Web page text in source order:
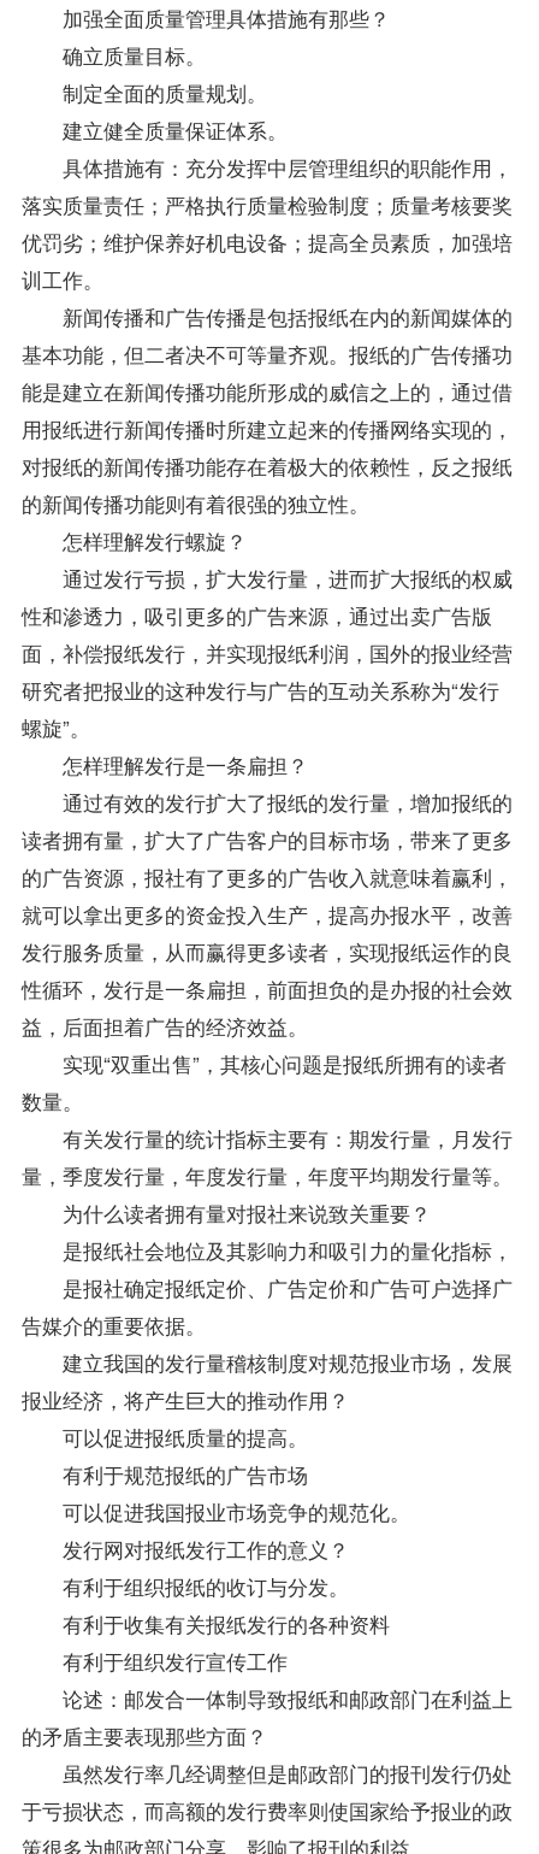
加强全面质量管理具体措施有那些？
确立质量目标。
制定全面的质量规划。
建立健全质量保证体系。
具体措施有：充分发挥中层管理组织的职能作用，
落实质量责任；严格执行质量检验制度；质量考核要奖
优罚劣；维护保养好机电设备；提高全员素质，加强培
训工作。
新闻传播和广告传播是包括报纸在内的新闻媒体的
基本功能，但二者决不可等量齐观。报纸的广告传播功
能是建立在新闻传播功能所形成的威信之上的，通过借
用报纸进行新闻传播时所建立起来的传播网络实现的，
对报纸的新闻传播功能存在着极大的依赖性，反之报纸
的新闻传播功能则有着很强的独立性。
怎样理解发行螺旋？
通过发行亏损，扩大发行量，进而扩大报纸的权威
性和渗透力，吸引更多的广告来源，通过出卖广告版
面，补偿报纸发行，并实现报纸利润，国外的报业经营
研究者把报业的这种发行与广告的互动关系称为“发行
螺旋”。
怎样理解发行是一条扁担？
通过有效的发行扩大了报纸的发行量，增加报纸的
读者拥有量，扩大了广告客户的目标市场，带来了更多
的广告资源，报社有了更多的广告收入就意味着赢利，
就可以拿出更多的资金投入生产，提高办报水平，改善
发行服务质量，从而赢得更多读者，实现报纸运作的良
性循环，发行是一条扁担，前面担负的是办报的社会效
益，后面担着广告的经济效益。
实现“双重出售”，其核心问题是报纸所拥有的读者
数量。
有关发行量的统计指标主要有：期发行量，月发行
量，季度发行量，年度发行量，年度平均期发行量等。
为什么读者拥有量对报社来说致关重要？
是报纸社会地位及其影响力和吸引力的量化指标，
是报社确定报纸定价、广告定价和广告可户选择广
告媒介的重要依据。
建立我国的发行量稽核制度对规范报业市场，发展
报业经济，将产生巨大的推动作用？
可以促进报纸质量的提高。
有利于规范报纸的广告市场
可以促进我国报业市场竞争的规范化。
发行网对报纸发行工作的意义？
有利于组织报纸的收订与分发。
有利于收集有关报纸发行的各种资料
有利于组织发行宣传工作
论述：邮发合一体制导致报纸和邮政部门在利益上
的矛盾主要表现那些方面？
虽然发行率几经调整但是邮政部门的报刊发行仍处
于亏损状态，而高额的发行费率则使国家给予报业的政
策很多为邮政部门分享，影响了报刊的利益。